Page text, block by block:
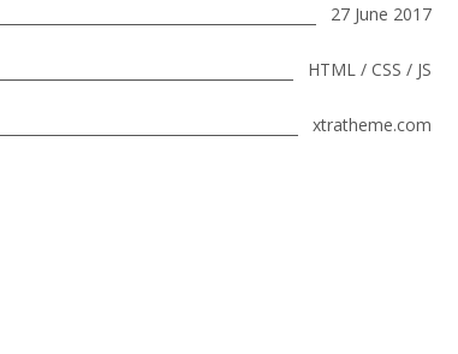
27 June 2017
HTML / CSS / JS
xtratheme.com